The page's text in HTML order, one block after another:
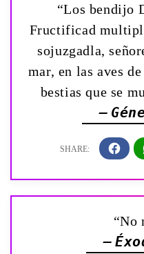
“Los bendijo
Fructificad
sojuzgadla,
mar, en las aves
bestias que se
—
“No
—